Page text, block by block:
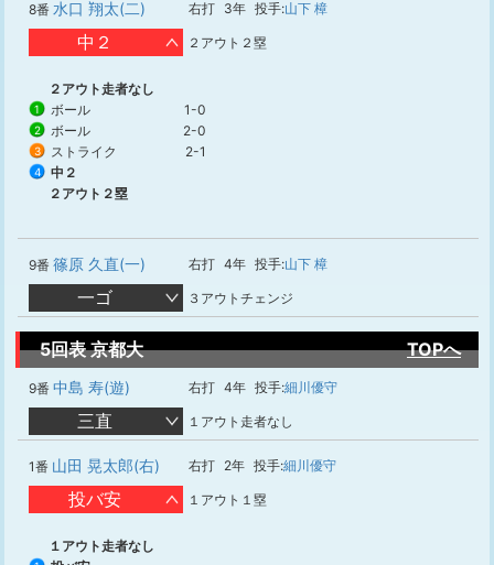
8番 水口 翔太(二) 右打 3年 投手:山下 樟
中２ ２アウト２塁
２アウト走者なし
1 ボール 1-0
2 ボール 2-0
3 ストライク 2-1
4
中２
２アウト２塁
9番 篠原 久直(一) 右打 4年 投手:山下 樟
一ゴ ３アウトチェンジ
5回表 京都大 TOPへ
9番 中島 寿(遊) 右打 4年 投手:細川優守
三直 １アウト走者なし
1番 山田 晃太郎(右) 右打 2年 投手:細川優守
投バ安 １アウト１塁
１アウト走者なし